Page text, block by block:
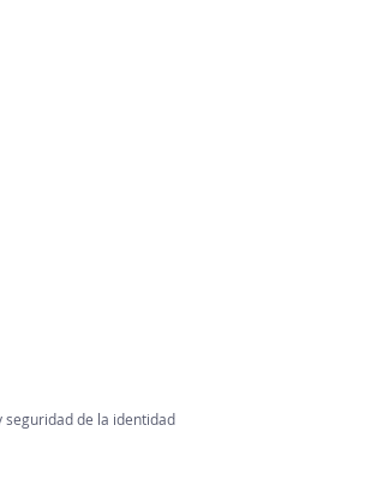
seguridad de la identidad